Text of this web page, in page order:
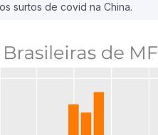
surtos de covid na China.